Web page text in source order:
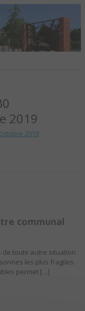
LA
2019
2019
communal
de toute autre situation
les plus fragiles.
permet […]